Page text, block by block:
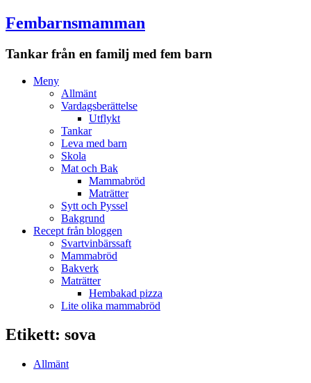
Fembarnsmamman
Tankar från en familj med fem barn
Meny
HoppaMeny
Allmänt
Vardagsberättelse
Utflykt
Tankar
Leva med barn
Skola
Mat och Bak
Mammabröd
Maträtter
Sytt och Pyssel
Bakgrund
Recept från bloggen
Svartvinbärssaft
Mammabröd
Bakverk
Maträtter
Hembakad pizza
Lite olika mammabröd
Etikett: sova
Allmänt